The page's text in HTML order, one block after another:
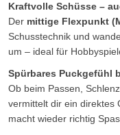
Kraftvolle Schüsse –
Der mittige Flexpunkt
Schusstechnik und
um – ideal für
Spürbares Puckgefühl
Ob beim Passen,
vermittelt dir ein direktes
macht wieder richtig